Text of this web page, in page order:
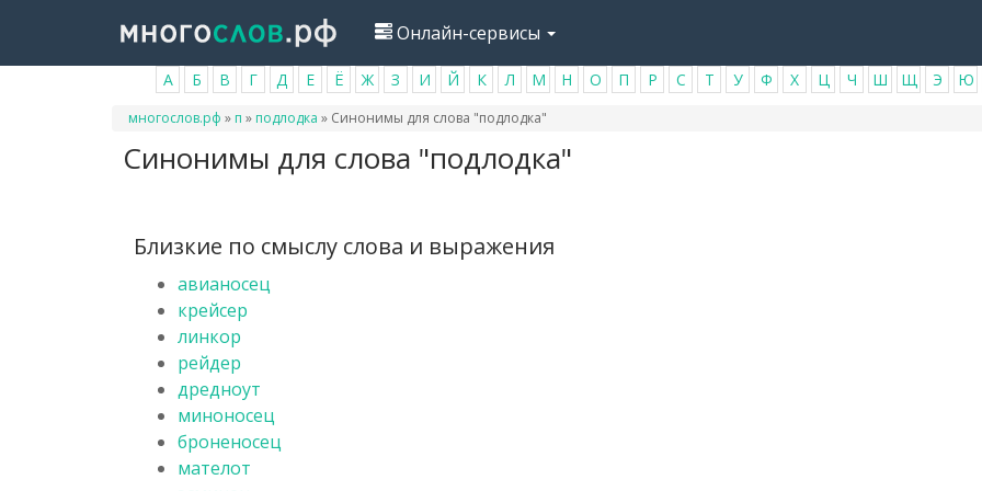
основному
Онлайн-сервисы
А Б В Г Д Е Ё Ж З И Й К Л М Н О П Р С Т У Ф Х Ц Ч Ш Щ Э Ю
Вы
многослов.рф » п » подлодка » Синонимы для слова "подлодка"
Синонимы для слова "подлодка"
Близкие по смыслу слова и выражения
авианосец
крейсер
линкор
рейдер
дредноут
миноносец
броненосец
мателот